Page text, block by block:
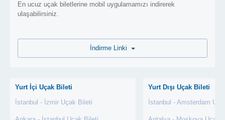
En ucuz uçak biletlerine mobil uygulamamızı indirerek
ulaşabilirsiniz.
Yurt İçi Uçak Bileti
İstanbul - İzmir Uçak Bileti
Yurt Dışı Uçak Bileti
İstanbul - Amsterdam